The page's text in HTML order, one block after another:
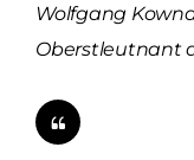
Wolfgang
Oberstleutnant